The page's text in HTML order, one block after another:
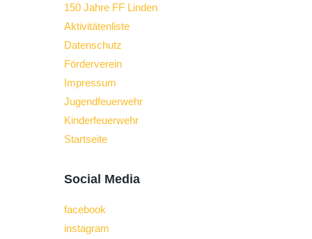
150 Jahre FF Linden
Aktivitätenliste
Datenschutz
Förderverein
Impressum
Jugendfeuerwehr
Kinderfeuerwehr
Startseite
Social Media
facebook
instagram